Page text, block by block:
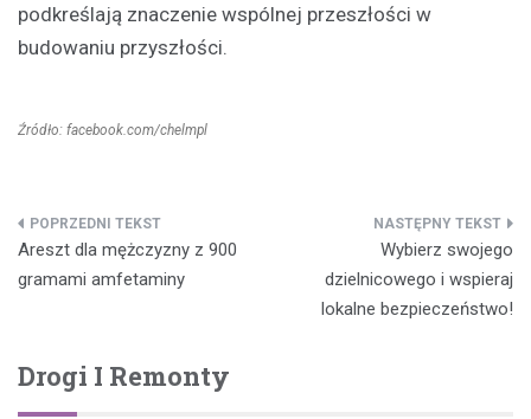
podkreślają znaczenie wspólnej przeszłości w
budowaniu przyszłości.
Źródło: facebook.com/chelmpl
Nawigacja
wpisu
Areszt dla mężczyzny z 900
gramami amfetaminy
Wybierz swojego
dzielnicowego i wspieraj
lokalne bezpieczeństwo!
Drogi I Remonty